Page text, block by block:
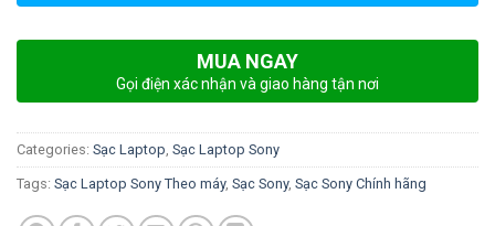
MUA NGAY
Gọi điện xác nhận và giao hàng tận nơi
Categories: Sạc Laptop Sạc Laptop Sony
Tags: Sạc Laptop Sony Theo máy, Sạc Sony, Sạc Sony Chính hãng